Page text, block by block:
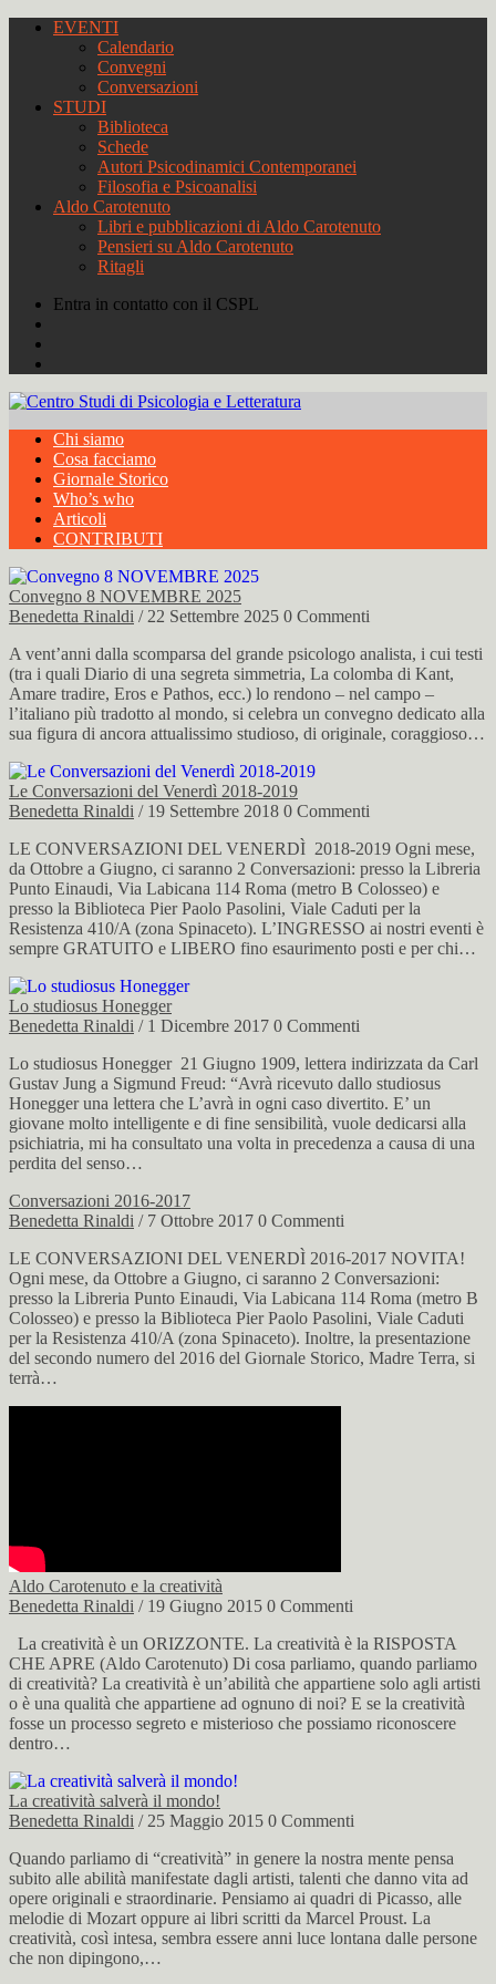
EVENTI
Calendario
Convegni
Conversazioni
STUDI
Biblioteca
Schede
Autori Psicodinamici Contemporanei
Filosofia e Psicoanalisi
Aldo Carotenuto
Libri e pubblicazioni di Aldo Carotenuto
Pensieri su Aldo Carotenuto
Ritagli
Entra in contatto con il CSPL
Chi siamo
Cosa facciamo
Giornale Storico
Who’s who
Articoli
CONTRIBUTI
Convegno 8 NOVEMBRE 2025
Benedetta Rinaldi / 22 Settembre 2025 0 Commenti
A vent’anni dalla scomparsa del grande psicologo analista, i cui testi
(tra i quali Diario di una segreta simmetria, La colomba di Kant,
Amare tradire, Eros e Pathos, ecc.) lo rendono – nel campo –
l’italiano più tradotto al mondo, si celebra un convegno dedicato alla
sua figura di ancora attualissimo studioso, di originale, coraggioso…
Le Conversazioni del Venerdì 2018-2019
Benedetta Rinaldi / 19 Settembre 2018 0 Commenti
LE CONVERSAZIONI DEL VENERDÌ 2018-2019 Ogni mese,
da Ottobre a Giugno, ci saranno 2 Conversazioni: presso la Libreria
Punto Einaudi, Via Labicana 114 Roma (metro B Colosseo) e
presso la Biblioteca Pier Paolo Pasolini, Viale Caduti per la
Resistenza 410/A (zona Spinaceto). L’INGRESSO ai nostri eventi è
sempre GRATUITO e LIBERO fino esaurimento posti e per chi…
Lo studiosus Honegger
Benedetta Rinaldi / 1 Dicembre 2017 0 Commenti
Lo studiosus Honegger 21 Giugno 1909, lettera indirizzata da Carl
Gustav Jung a Sigmund Freud: “Avrà ricevuto dallo studiosus
Honegger una lettera che L’avrà in ogni caso divertito. E’ un
giovane molto intelligente e di fine sensibilità, vuole dedicarsi alla
psichiatria, mi ha consultato una volta in precedenza a causa di una
perdita del senso…
Conversazioni 2016-2017
Benedetta Rinaldi / 7 Ottobre 2017 0 Commenti
LE CONVERSAZIONI DEL VENERDÌ 2016-2017 NOVITA!
Ogni mese, da Ottobre a Giugno, ci saranno 2 Conversazioni:
presso la Libreria Punto Einaudi, Via Labicana 114 Roma (metro B
Colosseo) e presso la Biblioteca Pier Paolo Pasolini, Viale Caduti
per la Resistenza 410/A (zona Spinaceto). Inoltre, la presentazione
del secondo numero del 2016 del Giornale Storico, Madre Terra, si
terrà…
Aldo Carotenuto e la creatività
Benedetta Rinaldi / 19 Giugno 2015 0 Commenti
La creatività è un ORIZZONTE. La creatività è la RISPOSTA
CHE APRE (Aldo Carotenuto) Di cosa parliamo, quando parliamo
di creatività? La creatività è un’abilità che appartiene solo agli artisti
o è una qualità che appartiene ad ognuno di noi? E se la creatività
fosse un processo segreto e misterioso che possiamo riconoscere
dentro…
La creatività salverà il mondo!
Benedetta Rinaldi / 25 Maggio 2015 0 Commenti
Quando parliamo di “creatività” in genere la nostra mente pensa
subito alle abilità manifestate dagli artisti, talenti che danno vita ad
opere originali e straordinarie. Pensiamo ai quadri di Picasso, alle
melodie di Mozart oppure ai libri scritti da Marcel Proust. La
creatività, così intesa, sembra essere anni luce lontana dalle persone
che non dipingono,…